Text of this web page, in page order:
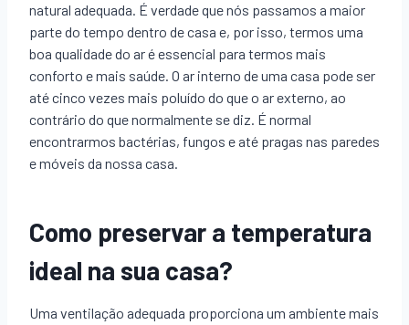
natural adequada. É verdade que nós passamos a maior
parte do tempo dentro de casa e, por isso, termos uma
boa qualidade do ar é essencial para termos mais
conforto e mais saúde. O ar interno de uma casa pode ser
até cinco vezes mais poluído do que o ar externo, ao
contrário do que normalmente se diz. É normal
encontrarmos bactérias, fungos e até pragas nas paredes
e móveis da nossa casa.
Como preservar a temperatura
ideal na sua casa?
Uma ventilação adequada proporciona um ambiente mais